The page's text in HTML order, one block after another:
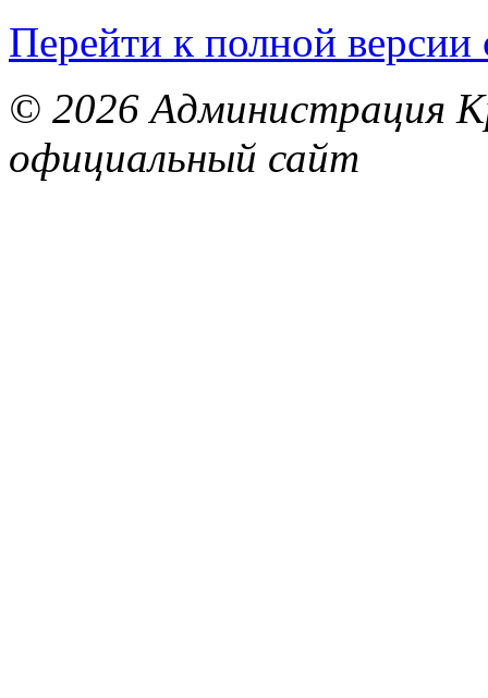
Перейти к полной версии
© 2026 Администрация
официальный сайт